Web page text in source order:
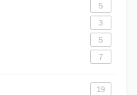
5
3
5
7
19